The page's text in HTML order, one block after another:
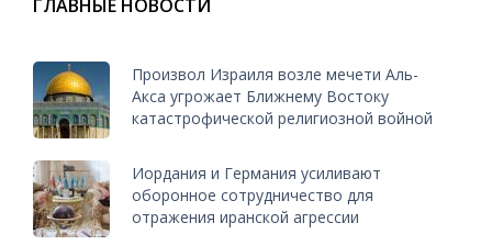
ГЛАВНЫЕ НОВОСТИ
Произвол Израиля возле мечети Аль-
Акса угрожает Ближнему Востоку
катастрофической религиозной войной
Иордания и Германия усиливают
оборонное сотрудничество для
отражения иранской агрессии